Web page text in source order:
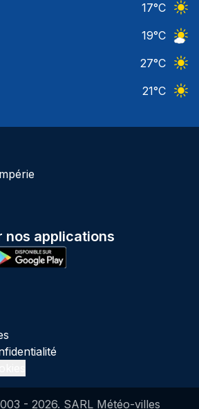
17°C
19°C
27°C
21°C
nos applications
- 2026. SARL Météo-villes